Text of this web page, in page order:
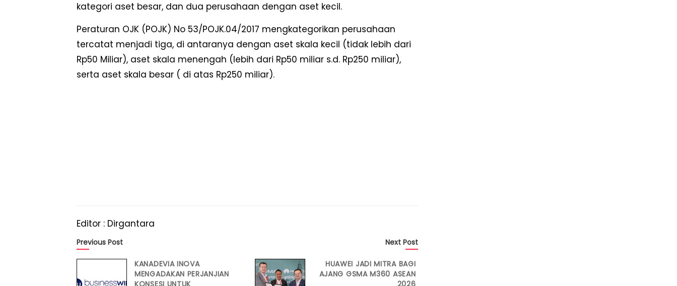
kategori aset besar, dan dua perusahaan dengan aset kecil.
Peraturan OJK (POJK) No 53/POJK.04/2017 mengkategorikan perusahaan
tercatat menjadi tiga, di antaranya dengan aset skala kecil (tidak lebih dari
Rp50 Miliar), aset skala menengah (lebih dari Rp50 miliar s.d. Rp250 miliar),
serta aset skala besar ( di atas Rp250 miliar).
Editor : Dirgantara
Previous Post
KANADEVIA INOVA
MENGADAKAN PERJANJIAN
KONSESI UNTUK
Next Post
HUAWEI JADI MITRA BAGI
AJANG GSMA M360 ASEAN
2026